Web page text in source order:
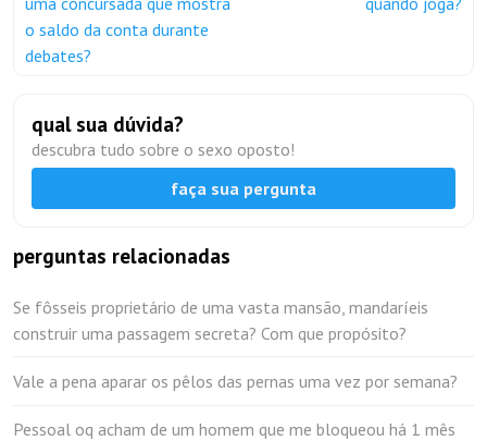
o saldo da conta durante
debates?
qual sua dúvida?
descubra tudo sobre o sexo oposto!
faça sua pergunta
perguntas relacionadas
Se fôsseis proprietário de uma vasta mansão, mandaríeis
construir uma passagem secreta? Com que propósito?
Vale a pena aparar os pêlos das pernas uma vez por semana?
Pessoal oq acham de um homem que me bloqueou há 1 mês